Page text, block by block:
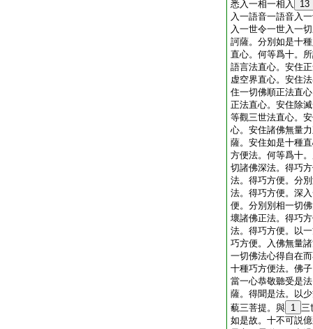
悉入一相一相入
13
入一語音一語音入
入一世令一世入一
訶薩。分別如是十
直心。何等爲十。
語言法直心。安住
虚空界直心。安住
住一切佛順正法直
正法直心。安住除
等觀三世法直心。
心。安住諸佛無量
薩。安住如是十種
方便法。何等爲十
切諸佛深法。得巧
法。得巧方便。分
法。得巧方便。深
便。分別別相一切
壞諸佛正法。得巧
法。得巧方便。以
巧方便。入佛無量
一切佛法心得自在
十種巧方便法。佛
當一心恭敬聽受是
薩。得聞是法。以
藐三菩提。與 1 三
如是故。十不可説